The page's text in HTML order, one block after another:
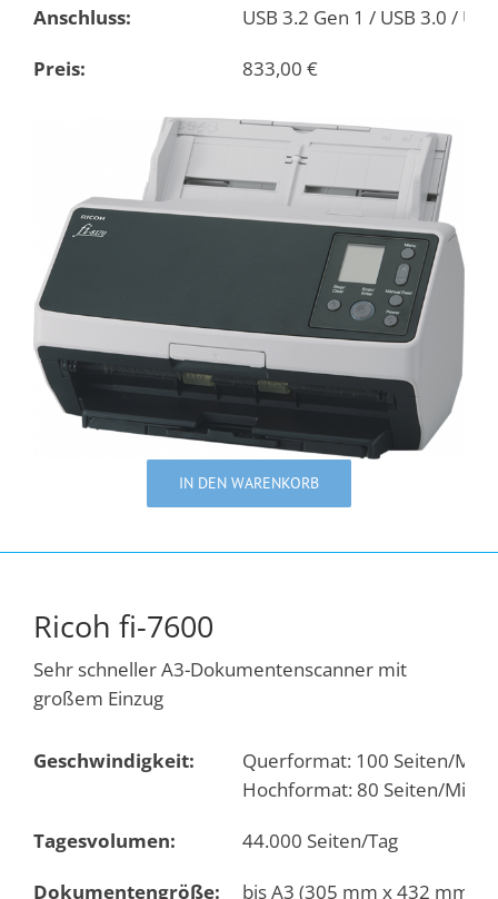
Anschluss:
USB 3.2 Gen 1 / USB 3.0 /
Preis:
833,00 €
IN DEN WARENKORB
Ricoh fi-7600
Sehr schneller A3-Dokumentenscanner mit
großem Einzug
Geschwindigkeit:
Querformat: 100 Seiten/
Hochformat: 80 Seiten/
Tagesvolumen:
44.000 Seiten/Tag
Dokumentengröße:
bis A3 (305 mm x 432 mm)